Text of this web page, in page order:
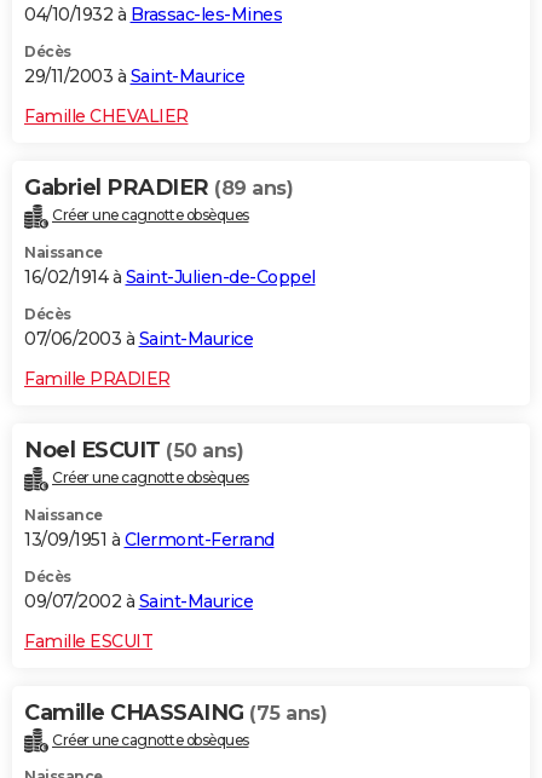
04/10/1932 à Brassac-les-Mines
Décès
29/11/2003 à Saint-Maurice
Famille CHEVALIER
Gabriel PRADIER (89 ans)
Créer une cagnotte obsèques
Naissance
16/02/1914 à Saint-Julien-de-Coppel
Décès
07/06/2003 à Saint-Maurice
Famille PRADIER
Noel ESCUIT (50 ans)
Créer une cagnotte obsèques
Naissance
13/09/1951 à Clermont-Ferrand
Décès
09/07/2002 à Saint-Maurice
Famille ESCUIT
Camille CHASSAING (75 ans)
Créer une cagnotte obsèques